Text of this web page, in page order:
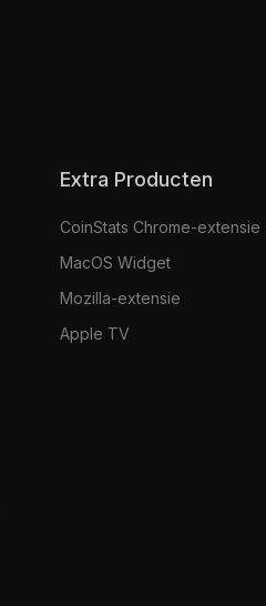
Extra Producten
CoinStats Chrome-extensie
MacOS Widget
Mozilla-extensie
Apple TV